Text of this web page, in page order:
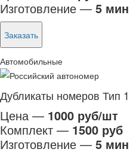
Изготовление — 5 мин
Заказать
Автомобильные
Дубликаты номеров Тип
Цена — 1000 руб/шт
Комплект — 1500 руб
Изготовление — 5 мин